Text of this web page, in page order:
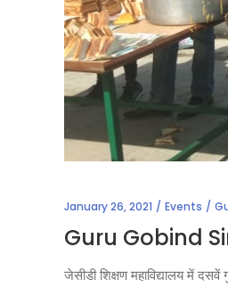
January 26, 2021 Events
Guru Gobind
जेसीडी शिक्षण महाविद्यालय में